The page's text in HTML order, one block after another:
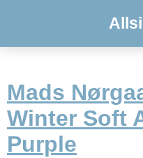
Mads
Winter Soft
Purple